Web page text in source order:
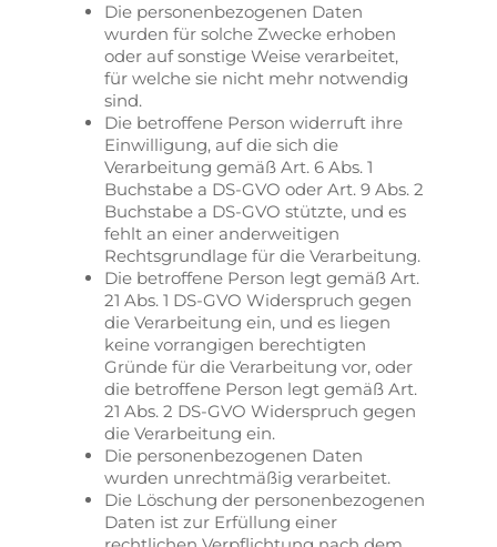
Die personenbezogenen Daten
wurden für solche Zwecke erhoben
oder auf sonstige Weise verarbeitet,
für welche sie nicht mehr notwendig
sind.
Die betroffene Person widerruft ihre
Einwilligung, auf die sich die
Verarbeitung gemäß Art. 6 Abs. 1
Buchstabe a DS-GVO oder Art. 9 Abs. 2
Buchstabe a DS-GVO stützte, und es
fehlt an einer anderweitigen
Rechtsgrundlage für die Verarbeitung.
Die betroffene Person legt gemäß Art.
21 Abs. 1 DS-GVO Widerspruch gegen
die Verarbeitung ein, und es liegen
keine vorrangigen berechtigten
Gründe für die Verarbeitung vor, oder
die betroffene Person legt gemäß Art.
21 Abs. 2 DS-GVO Widerspruch gegen
die Verarbeitung ein.
Die personenbezogenen Daten
wurden unrechtmäßig verarbeitet.
Die Löschung der personenbezogenen
Daten ist zur Erfüllung einer